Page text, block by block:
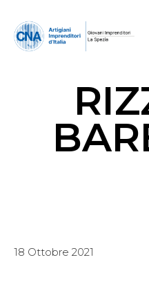
18 Ottobre 2021